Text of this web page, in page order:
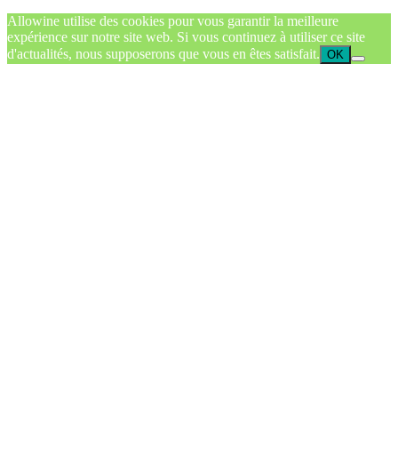
Allowine utilise des cookies pour vous garantir la meilleure
expérience sur notre site web. Si vous continuez à utiliser ce site
d'actualités, nous supposerons que vous en êtes satisfait. OK